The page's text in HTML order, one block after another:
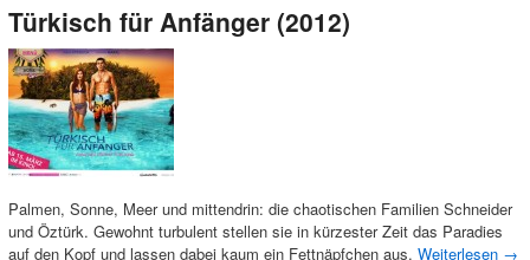
Türkisch für Anfänger (2012)
Palmen, Sonne, Meer und mittendrin: die chaotischen Familien Schneider
und Öztürk. Gewohnt turbulent stellen sie in kürzester Zeit das Paradies
auf den Kopf und lassen dabei kaum ein Fettnäpfchen aus. Weiterlesen →